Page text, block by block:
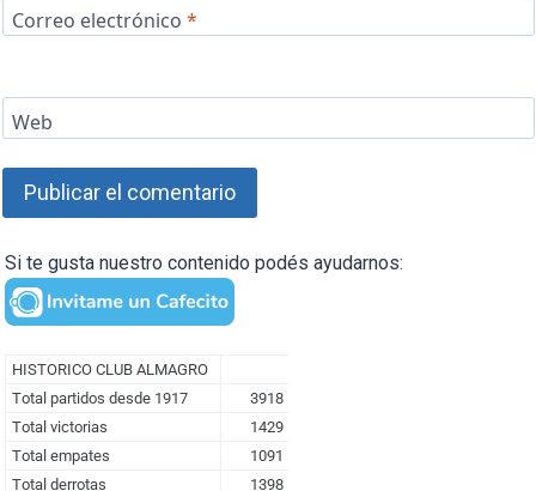
Correo electrónico *
Web
Si te gusta nuestro contenido podés ayudarnos: